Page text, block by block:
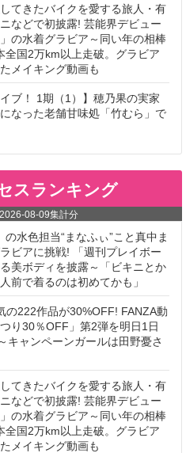
てきたバイクを愛する旅人・有
などで初披露! 芸能界デビュー
の水着グラビア～同い年の相棒
全国2万km以上走破。グラビア
メイキング動画も
ブ！ 1期（1）】穂乃果の実家
なった老舗甘味処「竹むら」で
スランキング
2026-08-09集計分
の水色担当“まなふぃ”こと真中ま
ビアに挑戦! 「週刊プレイボー
美ボディを披露～「ビキニとか
前で着るのは初めてかも」
の222作品が30%OFF! FANZA動
り30％OFF」第2弾を明日1日
キャンペーンガールは田野憂さ
てきたバイクを愛する旅人・有
などで初披露! 芸能界デビュー
の水着グラビア～同い年の相棒
全国2万km以上走破。グラビア
メイキング動画も